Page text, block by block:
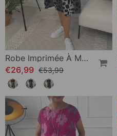
Robe Imprimée À Manches Courtes Et Col Rond
€26,99 €53,99